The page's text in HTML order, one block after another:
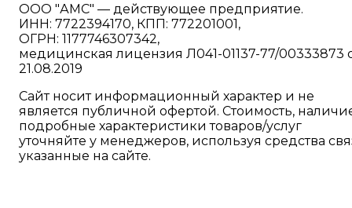
ООО "АМС" — действующее предприятие.
ИНН: 7722394170, КПП: 772201001,
ОГРН: 1177746307342,
медицинская лицензия Л041-01137-77/00333873
21.08.2019
Сайт носит информационный характер и не
является публичной офертой. Стоимость,
подробные характеристики товаров/услуг
уточняйте у менеджеров, используя средства
указанные на сайте.